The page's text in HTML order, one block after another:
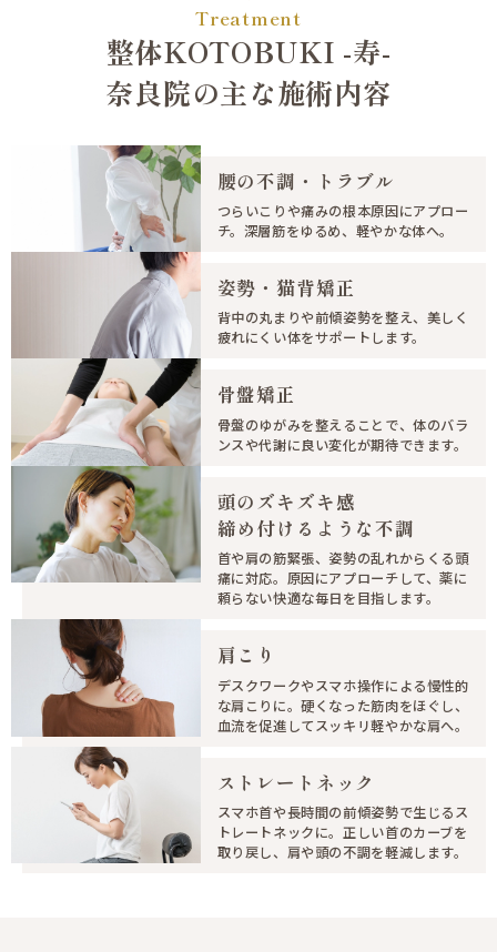
Treatment
整体KOTOBUKI -寿-
奈良院の主な施術内容
腰の不調・トラブル
つらいこりや痛みの根本原因にアプロー
チ。深層筋をゆるめ、軽やかな体へ。
姿勢・猫背矯正
背中の丸まりや前傾姿勢を整え、美しく
疲れにくい体をサポートします。
骨盤矯正
骨盤のゆがみを整えることで、体のバラ
ンスや代謝に良い変化が期待できます。
頭のズキズキ感
締め付けるような不調
首や肩の筋緊張、姿勢の乱れからくる頭
痛に対応。原因にアプローチして、薬に
頼らない快適な毎日を目指します。
肩こり
デスクワークやスマホ操作による慢性的
な肩こりに。硬くなった筋肉をほぐし、
血流を促進してスッキリ軽やかな肩へ。
ストレートネック
スマホ首や長時間の前傾姿勢で生じるス
トレートネックに。正しい首のカーブを
取り戻し、肩や頭の不調を軽減します。